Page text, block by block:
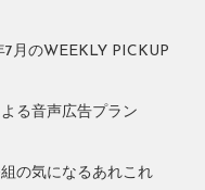
月のWEEKLY PICKUP
る音声広告プラン
の気になるあれこれ